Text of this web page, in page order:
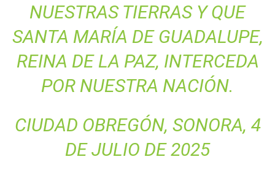
NUESTRAS TIERRAS Y QUE
SANTA MARÍA DE GUADALUPE,
REINA DE LA PAZ, INTERCEDA
POR NUESTRA NACIÓN.
CIUDAD OBREGÓN, SONORA, 4
DE JULIO DE 2025